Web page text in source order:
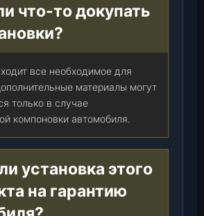
что-то докупать
все необходимое для
материалы могут
только в случае
компоновки автомобиля.
установка этого
на гарантию